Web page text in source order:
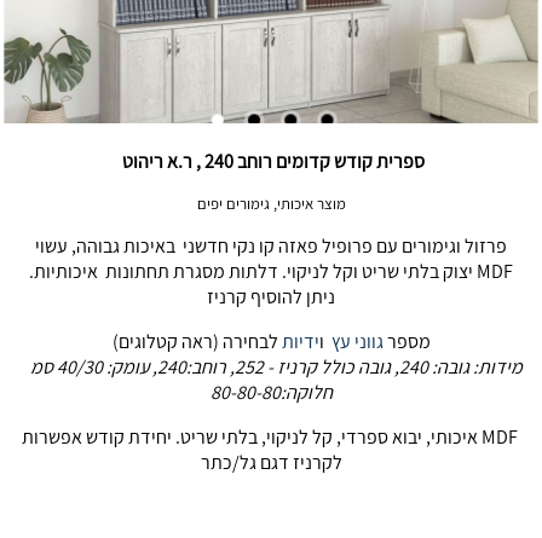
ספרית קודש קדומים רוחב 240 , ר.א ריהוט
מוצר איכותי, גימורים יפים
פרזול וגימורים עם פרופיל פאזה קו נקי חדשני באיכות גבוהה, עשוי
MDF יצוק בלתי שריט וקל לניקוי. דלתות מסגרת תחתונות איכותיות.
ניתן להוסיף קרניז
מספרגווני עץ וידיותלבחירה (ראה קטלוגים)
מידות: גובה: 240, גובה כולל קרניז - 252, רוחב:240, עומק: 40/30 סמ
חלוקה:80-80-80
MDF איכותי, יבוא ספרדי, קל לניקוי, בלתי שריט. יחידת קודש אפשרות
לקרניז דגם גל/כתר